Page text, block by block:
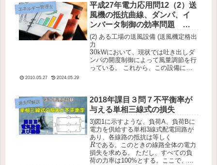
エネルギー管理士
平成27年電力応用問12（2）送
風機の抵抗曲線、ダンパ、イ
ンバータ制御の効率問題
2019年エネルギー管理士試験
(2) ある工場の送風設備 (送風機定格出
力
30
30kWにおいて、現状では吐き出しダ
ンパの開度制御によって風量調節を行
っている。 これから、この設備に汎
2010.05.27 2024.05.29
過去問解説
2018年課目３問７不平衡率が
与える単相三線式の損失
3)図1に示すような、負荷A、負荷Bに
電力を供給する単相3線式配電回路が
あり、各線路の抵抗は等しく
R
Rである。このときの線路全体の電力
損失を求める。 ただし、すべての負
荷の力率は100%とする。ここで、線